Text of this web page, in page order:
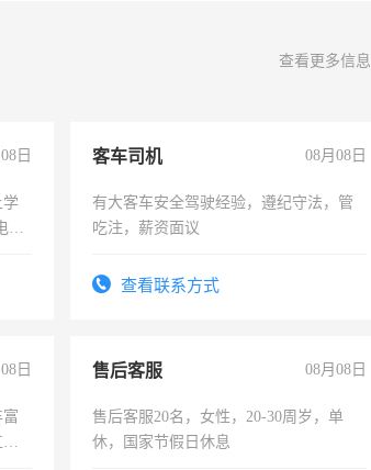
查看更多信息
日
学
脑
客车司机 08月08日
有大客车安全驾驶经验，遵纪守法，管
吃注，薪资面议
查看联系方式
日 售后客服 08月08日
售后客服20名，女性，20-30周岁，单
休，国家节假日休息